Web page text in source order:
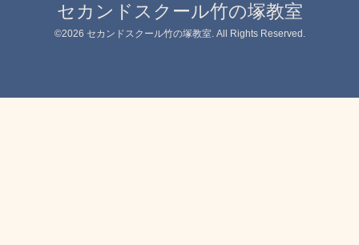
セカンドスクール竹の塚教室
©2026 セカンドスクール竹の塚教室. All Rights Reserved.